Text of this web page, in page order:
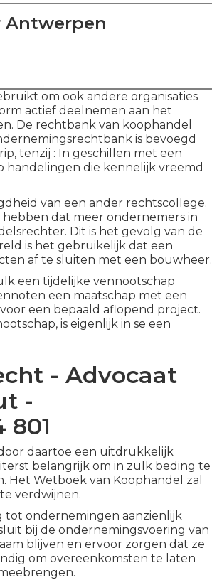
Antwerpen
om ook andere organisaties
actief deelnemen aan het
De rechtbank van koophandel
is bevoegd
tenzij : In geschillen met een
die kennelijk vreemd
van een ander rechtscollege.
dat meer ondernemers in
Dit is het gevolg van de
is het gebruikelijk dat een
af te sluiten met een bouwheer.
een tijdelijke vennootschap
een maatschap met een
een bepaald aflopend project.
is eigenlijk in se een
- Advocaat
-
801
daartoe een uitdrukkelijk
belangrijk om in zulk beding te
Wetboek van Koophandel zal
verdwijnen.
tot ondernemingen aanzienlijk
bij de ondernemingsvoering van
blijven en ervoor zorgen dat ze
om overeenkomsten te laten